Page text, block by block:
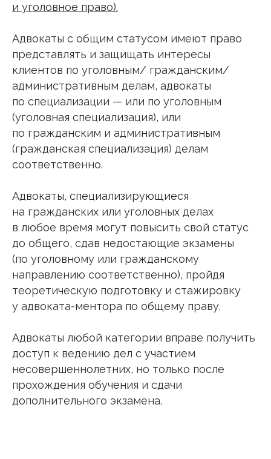
и уголовное право).
Адвокаты с общим статусом имеют право
представлять и защищать интересы
клиентов по уголовным/ гражданским/
административным делам, адвокаты
по специализации — или по уголовным
(уголовная специализация), или
по гражданским и административным
(гражданская специализация) делам
соответственно.
Адвокаты, специализирующиеся
на гражданских или уголовных делах
в любое время могут повысить свой статус
до общего, сдав недостающие экзамены
(по уголовному или гражданскому
направлению соответственно), пройдя
теоретическую подготовку и стажировку
у адвоката-ментора по общему праву.
Адвокаты любой категории вправе получить
доступ к ведению дел с участием
несовершеннолетних, но только после
прохождения обучения и сдачи
дополнительного экзамена.